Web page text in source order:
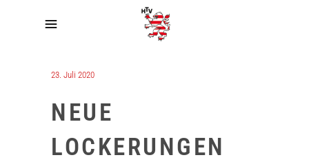
23. Juli 2020
NEUE
LOCKERUNGEN